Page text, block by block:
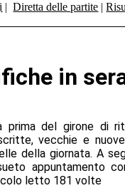
|Diretta delle partite |
in
prima del girone di
vecchie e
della giornata. A
appuntamento
letto 181 volte